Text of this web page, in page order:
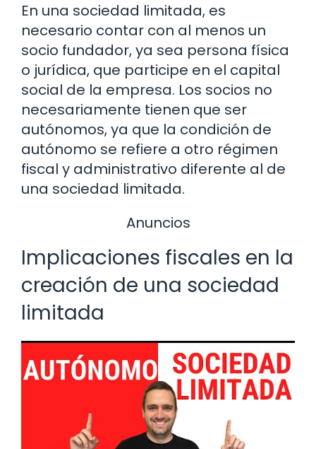
En una sociedad limitada, es
necesario contar con al menos un
socio fundador, ya sea persona física
o jurídica, que participe en el capital
social de la empresa. Los socios no
necesariamente tienen que ser
autónomos, ya que la condición de
autónomo se refiere a otro régimen
fiscal y administrativo diferente al de
una sociedad limitada.
Anuncios
Implicaciones fiscales en la
creación de una sociedad
limitada